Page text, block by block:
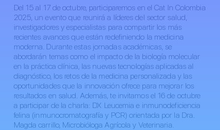
Del 15 al 17 de octubre, participaremos en el Cat In Colombia
2025, un evento que reunirá a líderes del sector salud,
investigadores y especialistas para compartir los más
recientes avances que están redefiniendo la medicina
moderna. Durante estas jornadas académicas, se
abordarán temas como el impacto de la biología molecular
en la práctica clínica, las nuevas tecnologías aplicadas al
diagnóstico, los retos de la medicina personalizada y las
oportunidades que la innovación ofrece para mejorar los
resultados en salud. Además, te invitamos el 16 de octubre
a participar de la charla: DX Leucemia e inmunodeficiencia
felina (inmunocromatografía y PCR) orientada por la Dra.
Magda carrillo, Microbióloga Agrícola y Veterinaria.